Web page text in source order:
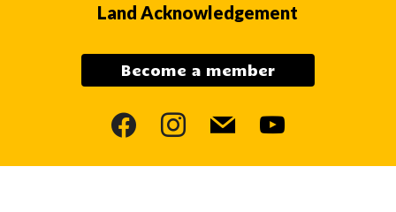
Land Acknowledgement
Become a member
facebookinstagram
mail youtube